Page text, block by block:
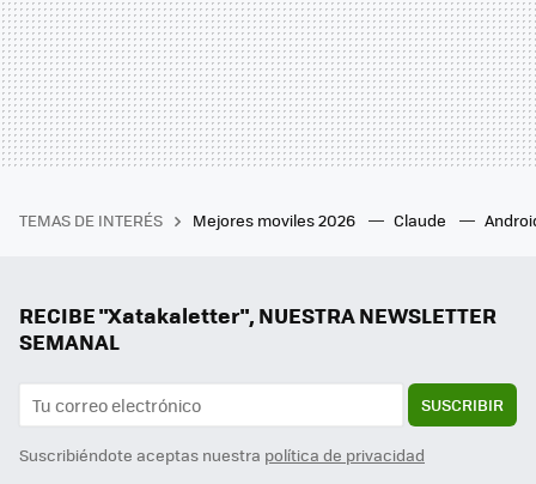
TEMAS DE INTERÉS Mejores moviles 2026 Claude
RECIBE "Xatakaletter", NUESTRA NEWSLETTER
SEMANAL
SUSCRIBIR
Suscribiéndote aceptas nuestra política de privacidad